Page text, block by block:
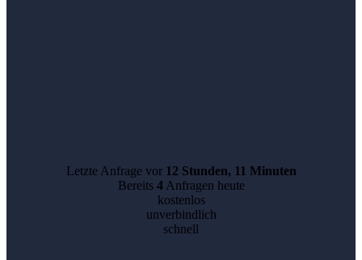
Letzte Anfrage vor 12 Stunden, 11 Minuten
Bereits 4Anfragen heute
kostenlos
unverbindlich
schnell